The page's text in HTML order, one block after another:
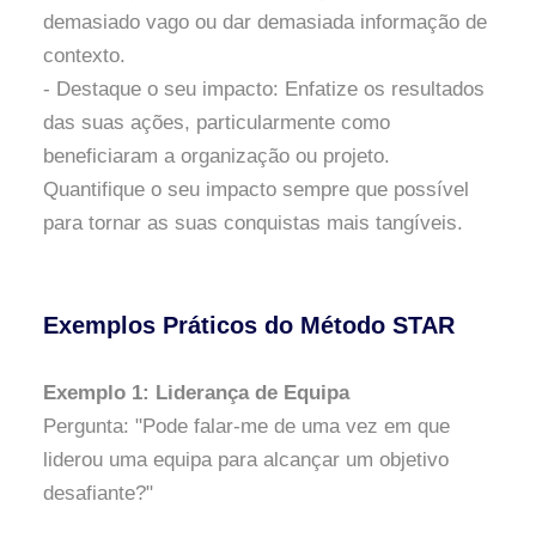
demasiado vago ou dar demasiada informação de
contexto.
- Destaque o seu impacto: Enfatize os resultados
das suas ações, particularmente como
beneficiaram a organização ou projeto.
Quantifique o seu impacto sempre que possível
para tornar as suas conquistas mais tangíveis.
Exemplos Práticos do Método STAR
Exemplo 1: Liderança de Equipa
Pergunta: "Pode falar-me de uma vez em que
liderou uma equipa para alcançar um objetivo
desafiante?"